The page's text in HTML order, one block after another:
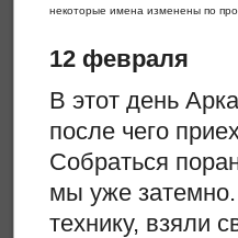
некоторые имена изменены по
12 февраля
В этот день
после чего
Собраться
мы уже
технику, взяли